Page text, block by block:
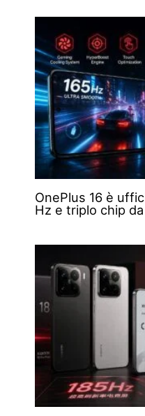
OnePlus 16 è
Hz e triplo chip